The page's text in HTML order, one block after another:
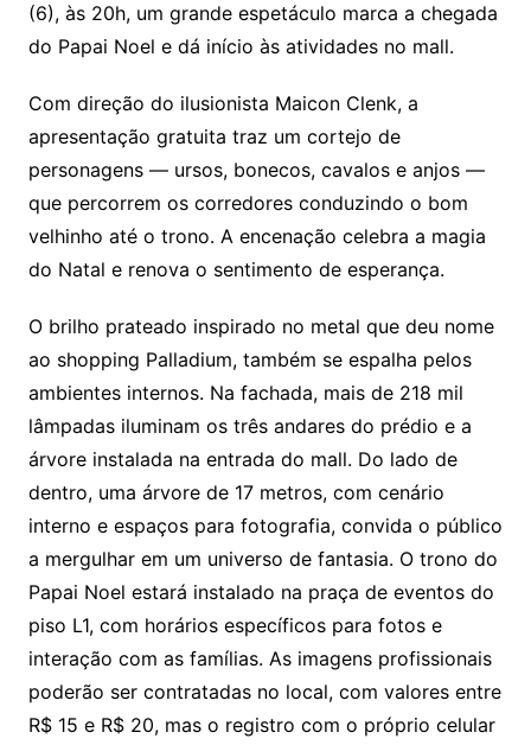
(6), às 20h, um grande espetáculo marca a chegada
do Papai Noel e dá início às atividades no mall.
Com direção do ilusionista Maicon Clenk, a
apresentação gratuita traz um cortejo de
personagens — ursos, bonecos, cavalos e anjos —
que percorrem os corredores conduzindo o bom
velhinho até o trono. A encenação celebra a magia
do Natal e renova o sentimento de esperança.
O brilho prateado inspirado no metal que deu nome
ao shopping Palladium, também se espalha pelos
ambientes internos. Na fachada, mais de 218 mil
lâmpadas iluminam os três andares do prédio e a
árvore instalada na entrada do mall. Do lado de
dentro, uma árvore de 17 metros, com cenário
interno e espaços para fotografia, convida o público
a mergulhar em um universo de fantasia. O trono do
Papai Noel estará instalado na praça de eventos do
piso L1, com horários específicos para fotos e
interação com as famílias. As imagens profissionais
poderão ser contratadas no local, com valores entre
R$ 15 e R$ 20, mas o registro com o próprio celular